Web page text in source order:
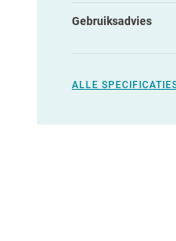
Gebruiksadvies
ALLE